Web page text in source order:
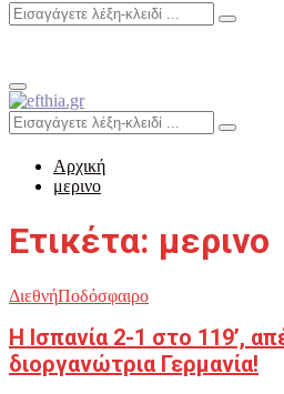
Search
Search
Primary
Menu
Search
for:
Search
Αρχική
μερινο
Ετικέτα: μερινο
ΔιεθνήΠοδόσφαιρο
Η Ισπανία 2-1 στο 119’,
διοργανώτρια Γερμανία!